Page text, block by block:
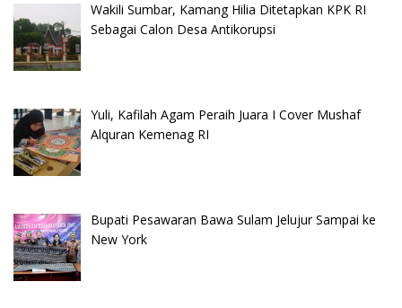
Wakili Sumbar, Kamang Hilia Ditetapkan KPK RI
Sebagai Calon Desa Antikorupsi
Yuli, Kafilah Agam Peraih Juara I Cover Mushaf
Alquran Kemenag RI
Bupati Pesawaran Bawa Sulam Jelujur Sampai ke
New York